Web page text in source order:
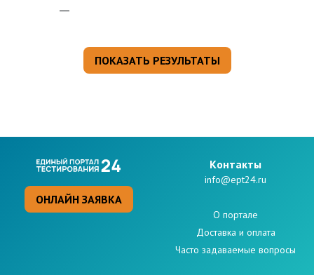
ОНЛАЙН ЗАЯВКА
Kонтакты
info@ept24.ru
О портале
Доставка и оплата
Часто задаваемые вопросы